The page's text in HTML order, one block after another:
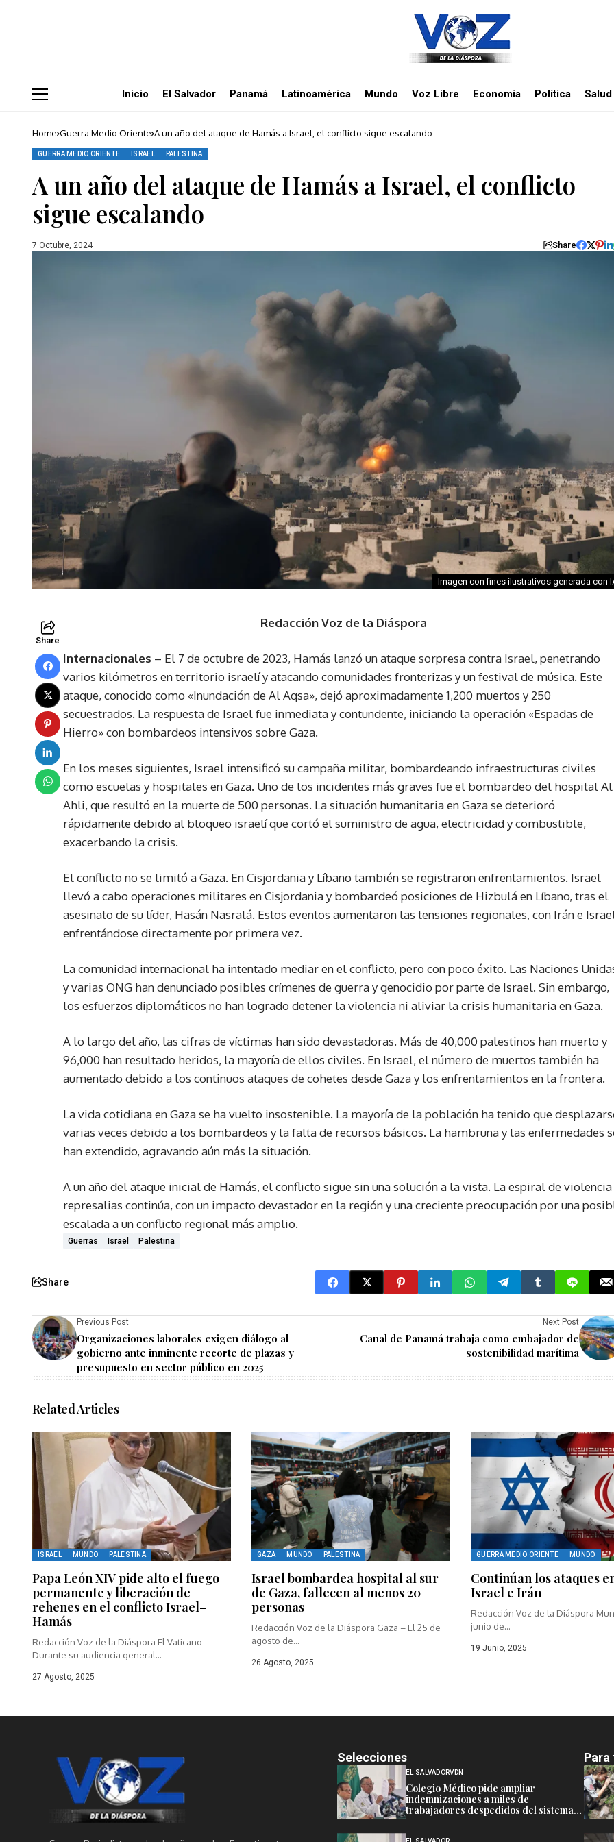
Inicio El Salvador Panamá Latinoamérica Mundo Voz Libre Economía Política Salud
Home Guerra Medio Oriente A un año del ataque de Hamás a Israel, el conflicto sigue escalando
GUERRA MEDIO ORIENTE ISRAEL PALESTINA
A un año del ataque de Hamás a Israel, el conflicto
sigue escalando
7 Octubre, 2024 Share
Imagen con fines ilustrativos generada con
Share
Redacción Voz de la Diáspora
Internacionales – El 7 de octubre de 2023, Hamás lanzó un ataque sorpresa contra Israel, penetrando
varios kilómetros en territorio israelí y atacando comunidades fronterizas y un festival de música. Este
ataque, conocido como «Inundación de Al Aqsa», dejó aproximadamente 1,200 muertos y 250
secuestrados. La respuesta de Israel fue inmediata y contundente, iniciando la operación «Espadas de
Hierro» con bombardeos intensivos sobre Gaza.
En los meses siguientes, Israel intensificó su campaña militar, bombardeando infraestructuras civiles
como escuelas y hospitales en Gaza. Uno de los incidentes más graves fue el bombardeo del hospital Al
Ahli, que resultó en la muerte de 500 personas. La situación humanitaria en Gaza se deterioró
rápidamente debido al bloqueo israelí que cortó el suministro de agua, electricidad y combustible,
exacerbando la crisis.
El conflicto no se limitó a Gaza. En Cisjordania y Líbano también se registraron enfrentamientos. Israel
llevó a cabo operaciones militares en Cisjordania y bombardeó posiciones de Hizbulá en Líbano, tras el
asesinato de su líder, Hasán Nasralá. Estos eventos aumentaron las tensiones regionales, con Irán e
enfrentándose directamente por primera vez.
La comunidad internacional ha intentado mediar en el conflicto, pero con poco éxito. Las Naciones
y varias ONG han denunciado posibles crímenes de guerra y genocidio por parte de Israel. Sin embargo,
los esfuerzos diplomáticos no han logrado detener la violencia ni aliviar la crisis humanitaria en Gaza.
A lo largo del año, las cifras de víctimas han sido devastadoras. Más de 40,000 palestinos han muerto y
96,000 han resultado heridos, la mayoría de ellos civiles. En Israel, el número de muertos también ha
aumentado debido a los continuos ataques de cohetes desde Gaza y los enfrentamientos en la frontera.
La vida cotidiana en Gaza se ha vuelto insostenible. La mayoría de la población ha tenido que
varias veces debido a los bombardeos y la falta de recursos básicos. La hambruna y las enfermedades
han extendido, agravando aún más la situación.
A un año del ataque inicial de Hamás, el conflicto sigue sin una solución a la vista. La espiral de violencia
represalias continúa, con un impacto devastador en la región y una creciente preocupación por una
escalada a un conflicto regional más amplio.
Guerras Israel Palestina
Share
Previous Post
Organizaciones laborales exigen diálogo al
gobierno ante inminente recorte de plazas y
presupuesto en sector público en 2025
Next Post
Canal de Panamá trabaja como embajador de
sostenibilidad marítima
Related Articles
ISRAEL MUNDO PALESTINA
Papa León XIV pide alto el fuego
permanente y liberación de
rehenes en el conflicto Israel–
Hamás
Redacción Voz de la Diáspora El Vaticano –
Durante su audiencia general...
27 Agosto, 2025
GAZA MUNDO PALESTINA
Israel bombardea hospital al sur
de Gaza, fallecen al menos 20
personas
Redacción Voz de la Diáspora Gaza – El 25 de
agosto de...
26 Agosto, 2025
GUERRA MEDIO ORIENTE MUNDO
Continúan los ataques
Israel e Irán
Redacción Voz de la Diáspora
junio de...
19 Junio, 2025
Selecciones
EL SALVADORVDN
Colegio Médico pide ampliar
indemnizaciones a miles de
trabajadores despedidos del sistema
Para